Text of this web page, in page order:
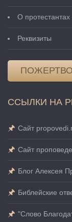
О протестантах
Реквизиты
ССЫЛКИ НА
Сайт
Сайт
Блог Алексея
Библейские
"Слово